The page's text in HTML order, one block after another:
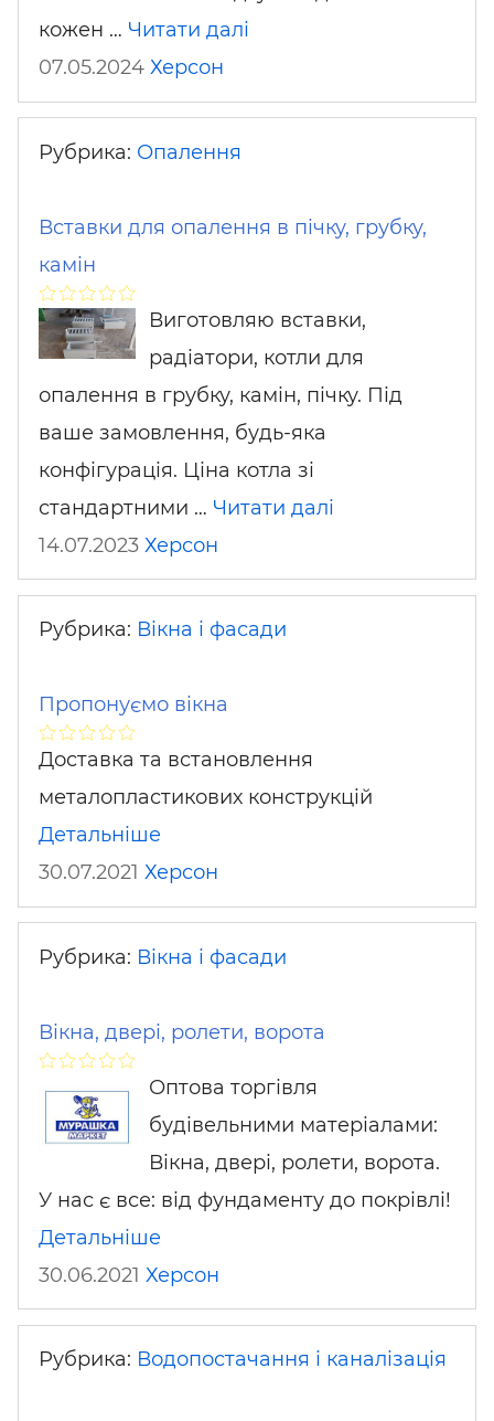
кожен … Читати далі
07.05.2024 Херсон
Рубрика: Опалення
Вставки для опалення в пічку, грубку,
камін
Виготовляю вставки,
радіатори, котли для
опалення в грубку, камін, пічку. Під
ваше замовлення, будь-яка
конфігурація. Ціна котла зі
стандартними … Читати далі
14.07.2023 Херсон
Рубрика: Вікна і фасади
Пропонуємо вікна
Доставка та встановлення
металопластикових конструкцій
Детальніше
30.07.2021 Херсон
Рубрика: Вікна і фасади
Вікна, двері, ролети, ворота
Оптова торгівля
будівельними матеріалами:
Вікна, двері, ролети, ворота.
У нас є все: від фундаменту до покрівлі!
Детальніше
30.06.2021 Херсон
Рубрика: Водопостачання і каналізація